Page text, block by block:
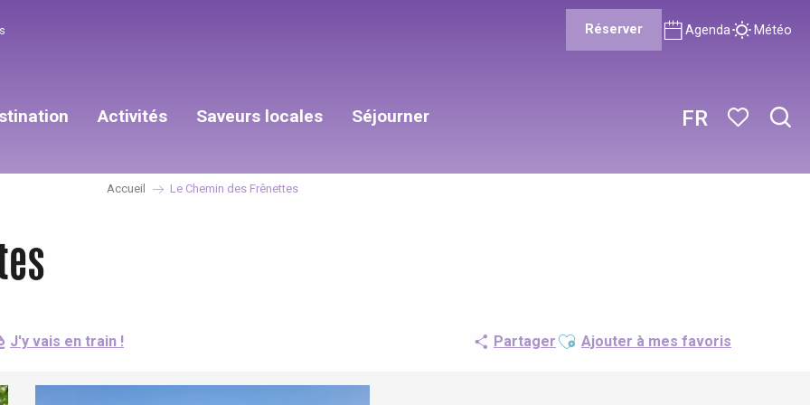
FR
Réserver Agenda Météo
Activités Saveurs locales Séjourner
Accueil Le Chemin des Frênettes
J'y vais en train ! Partager Ajouter aux favoris
Ajouter à mes favoris